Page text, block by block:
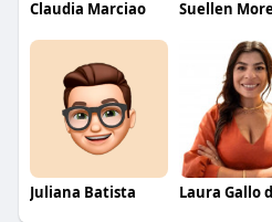
Claudia Marciao
Juliana Batista